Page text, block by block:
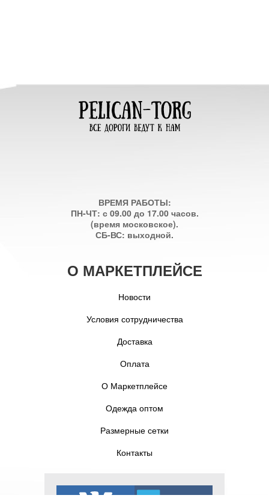
ВРЕМЯ РАБОТЫ:
ПН-ЧТ: с 09.00 до 17.00 часов.
(время московское).
СБ-ВС: выходной.
О МАРКЕТПЛЕЙСЕ
Новости
Условия сотрудничества
Доставка
Оплата
О Маркетплейсе
Одежда оптом
Размерные сетки
Контакты